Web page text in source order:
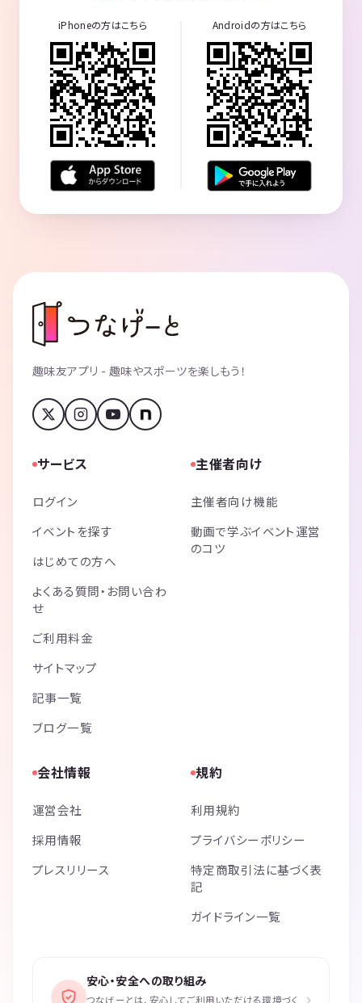
iPhoneの方はこちら Androidの方はこちら
趣味友アプリ - 趣味やスポーツを楽しもう！
サービス
ログイン
イベントを探す
はじめての方へ
よくある質問・お問い合わ
せ
ご利用料金
サイトマップ
記事一覧
ブログ一覧
主催者向け
主催者向け機能
動画で学ぶイベント運営
のコツ
会社情報
運営会社
採用情報
プレスリリース
規約
利用規約
プライバシーポリシー
特定商取引法に基づく表
記
ガイドライン一覧
安心・安全への取り組み
つなげーとは、安心してご利用いただける環境づく ›